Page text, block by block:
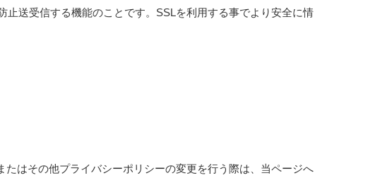
送受信する機能のことです。SSLを利用する事でより安全に情
はその他プライバシーポリシーの変更を行う際は、当ページへ